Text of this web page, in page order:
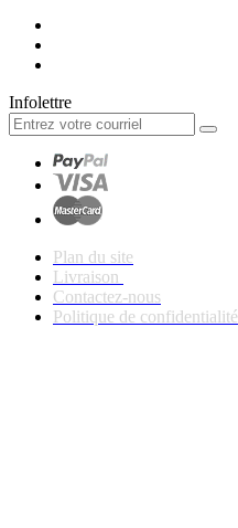
Infolettre
Plan du site
Livraison
Contactez-nous
Politique de confidentialité